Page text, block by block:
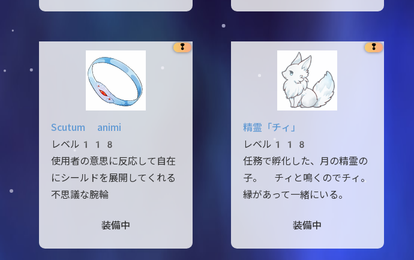
❢
Scutum animi
レベル118
使用者の意思に反応して自在
にシールドを展開してくれる
不思議な腕輪
装備中
❢
精霊「チィ」
レベル118
任務で孵化した、月の精霊の
子。 チィと鳴くのでチィ。
縁があって一緒にいる。
装備中